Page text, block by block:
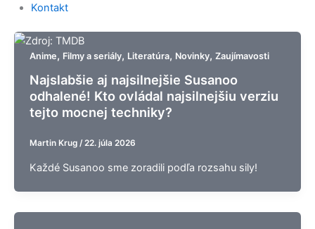
Kontakt
Anime, Filmy a seriály, Literatúra, Novinky, Zaujímavosti
Najslabšie aj najsilnejšie Susanoo
odhalené! Kto ovládal najsilnejšiu verziu
tejto mocnej techniky?
Martin Krug / 22. júla 2026
Každé Susanoo sme zoradili podľa rozsahu sily!